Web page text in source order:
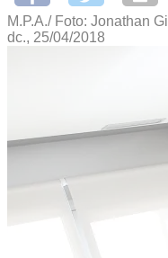
M.P.A./ Foto: Jonathan Gil
dc., 25/04/2018